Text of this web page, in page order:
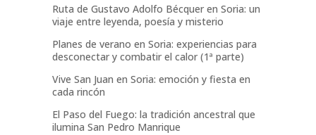
Ruta de Gustavo Adolfo Bécquer en Soria: un
viaje entre leyenda, poesía y misterio
Planes de verano en Soria: experiencias para
desconectar y combatir el calor (1ª parte)
Vive San Juan en Soria: emoción y fiesta en
cada rincón
El Paso del Fuego: la tradición ancestral que
ilumina San Pedro Manrique